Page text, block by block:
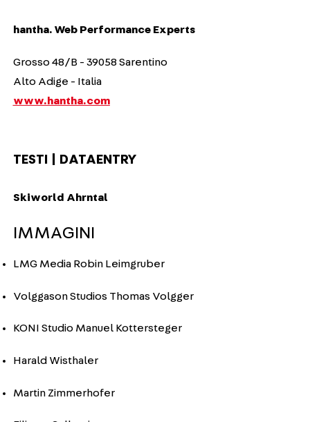
hantha. Web Performance Experts
Grosso 48/B - 39058 Sarentino
Alto Adige - Italia
www.hantha.com
TESTI | DATAENTRY
Skiworld Ahrntal
IMMAGINI
LMG Media Robin Leimgruber
Volggason Studios Thomas Volgger
KONI Studio Manuel Kottersteger
Harald Wisthaler
Martin Zimmerhofer